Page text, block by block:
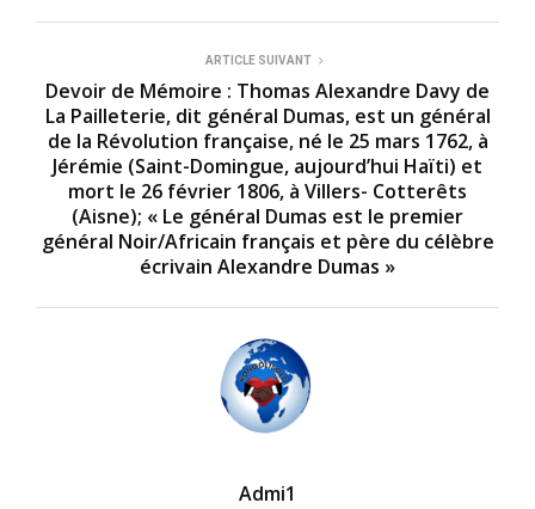
ARTICLE SUIVANT
Devoir de Mémoire : Thomas Alexandre Davy de
La Pailleterie, dit général Dumas, est un général
de la Révolution française, né le 25 mars 1762, à
Jérémie (Saint-Domingue, aujourd’hui Haïti) et
mort le 26 février 1806, à Villers- Cotterêts
(Aisne); « Le général Dumas est le premier
général Noir/Africain français et père du célèbre
écrivain Alexandre Dumas »
Admi1